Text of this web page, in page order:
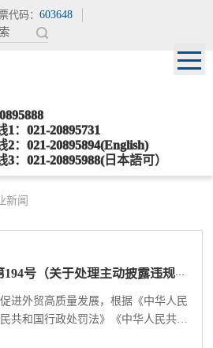
代码：603648
1：021-20895731
2：021-20895894(English)
：021-20895988(日本語可）
新闻
号（关于处理主动披露违规行
进外贸高质量发展，根据《中华人民
共和国行政处罚法》《中华人民共和
律法规规章的规定，现就处理进出口